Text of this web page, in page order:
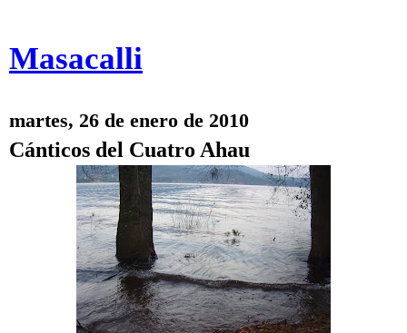
Masacalli
martes, 26 de enero de 2010
Cánticos del Cuatro Ahau